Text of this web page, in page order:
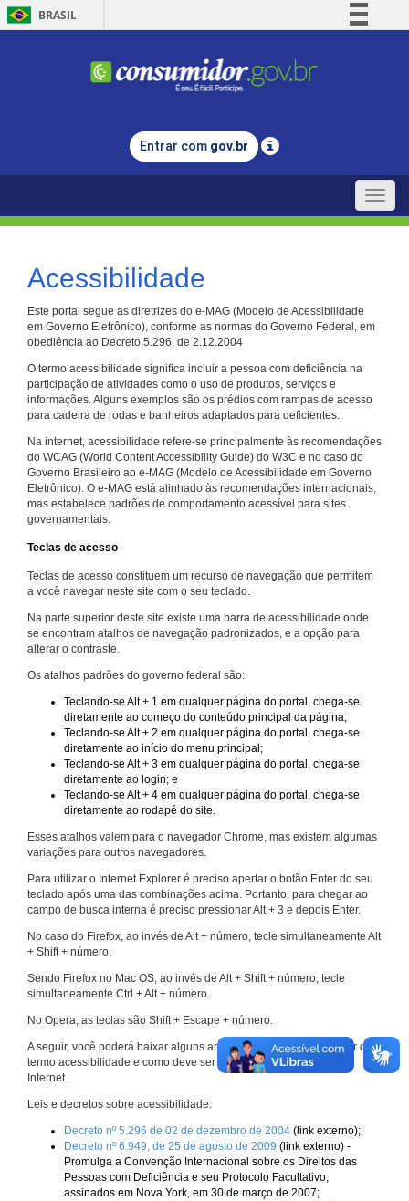
BRASIL
Comunica BR
Legislação
Entrar com gov.br
Toggle
Acessibilidade
Este portal segue as diretrizes do e-MAG (Modelo de Acessibilidade
em Governo Eletrônico), conforme as normas do Governo Federal, em
obediência ao Decreto 5.296, de 2.12.2004
O termo acessibilidade significa incluir a pessoa com deficiência na
participação de atividades como o uso de produtos, serviços e
informações. Alguns exemplos são os prédios com rampas de acesso
para cadeira de rodas e banheiros adaptados para deficientes.
Na internet, acessibilidade refere-se principalmente às recomendações
do WCAG (World Content Accessibility Guide) do W3C e no caso do
Governo Brasileiro ao e-MAG (Modelo de Acessibilidade em Governo
Eletrônico). O e-MAG está alinhado às recomendações internacionais,
mas estabelece padrões de comportamento acessível para sites
governamentais.
Teclas de acesso
Teclas de acesso constituem um recurso de navegação que permitem
a você navegar neste site com o seu teclado.
Na parte superior deste site existe uma barra de acessibilidade onde
se encontram atalhos de navegação padronizados, e a opção para
alterar o contraste.
Os atalhos padrões do governo federal são:
Teclando-se Alt + 1 em qualquer página do portal, chega-se
diretamente ao começo do conteúdo principal da página;
Teclando-se Alt + 2 em qualquer página do portal, chega-se
diretamente ao início do menu principal;
Teclando-se Alt + 3 em qualquer página do portal, chega-se
diretamente ao login; e
Teclando-se Alt + 4 em qualquer página do portal, chega-se
diretamente ao rodapé do site.
Esses atalhos valem para o navegador Chrome, mas existem algumas
variações para outros navegadores.
Para utilizar o Internet Explorer é preciso apertar o botão Enter do seu
teclado após uma das combinações acima. Portanto, para chegar ao
campo de busca interna é preciso pressionar Alt + 3 e depois Enter.
No caso do Firefox, ao invés de Alt + número, tecle simultaneamente Alt
+ Shift + número.
Sendo Firefox no Mac OS, ao invés de Alt + Shift + número, tecle
simultaneamente Ctrl + Alt + número.
No Opera, as teclas são Shift + Escape + número.
A seguir, você poderá baixar alguns arquivos que explicam melhor o
termo acessibilidade e como deve ser implementado nos sites da
Internet.
Leis e decretos sobre acessibilidade:
Decreto nº 5.296 de 02 de dezembro de 2004 (link externo);
Decreto nº 6.949, de 25 de agosto de 2009 (link externo) -
Promulga a Convenção Internacional sobre os Direitos das
Pessoas com Deficiência e seu Protocolo Facultativo,
assinados em Nova York, em 30 de março de 2007;